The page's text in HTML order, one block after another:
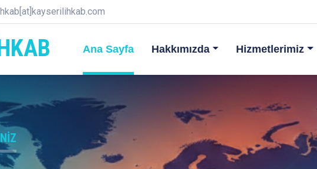
Ana Sayfa Hakkımızda Hizmetlerimiz